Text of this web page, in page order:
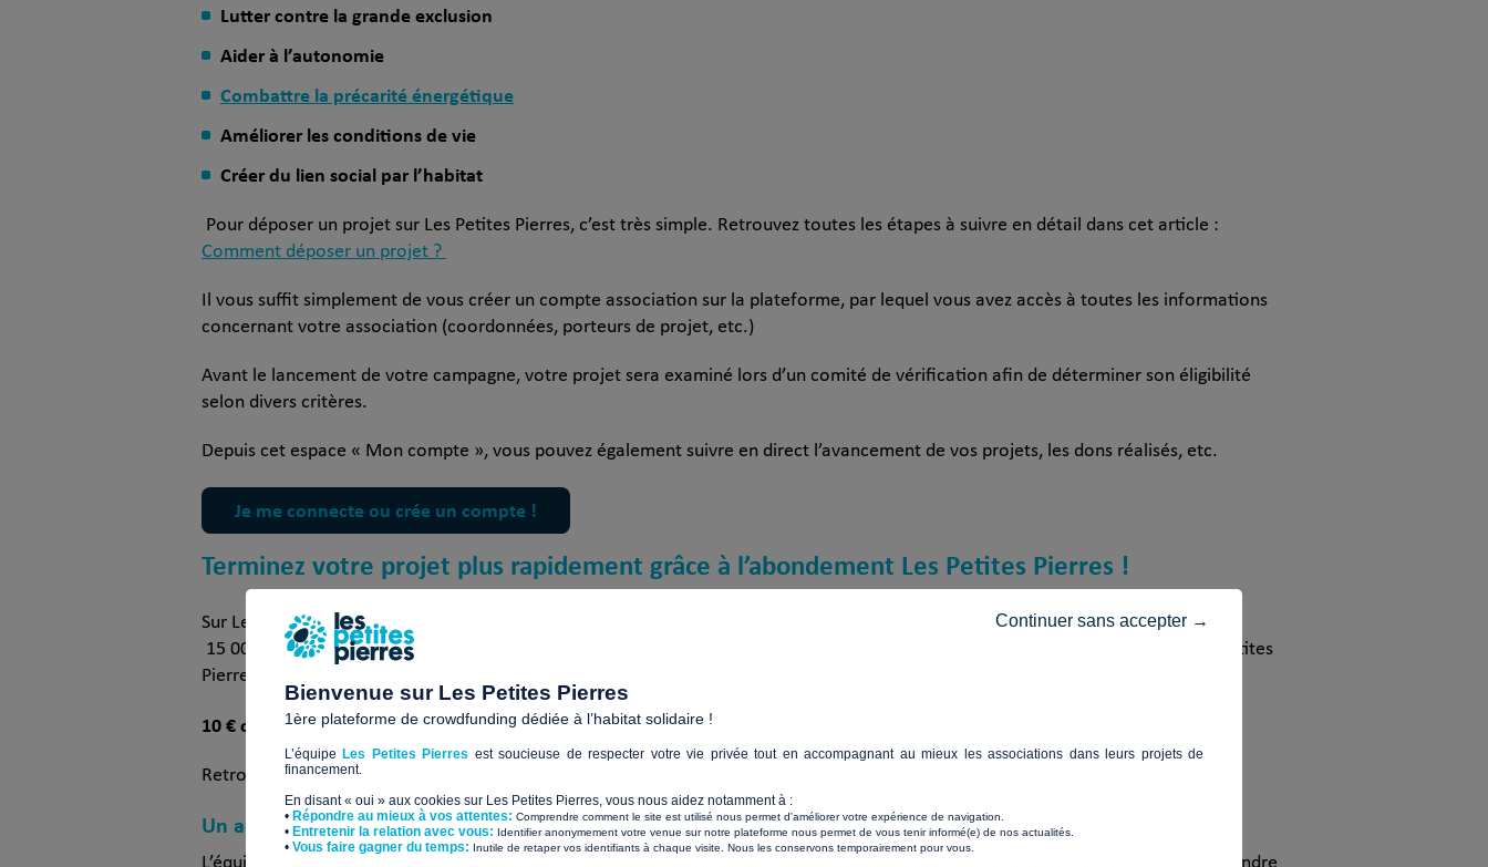
Lutter contre la grande exclusion
Aider à l’autonomie
Combattre la précarité énergétique
Améliorer les conditions de vie
Créer du lien social par l’habitat
Pour déposer un projet sur Les Petites Pierres, c’est très simple. Retrouvez toutes les étapes à suivre en détail dans cet article :
Comment déposer un projet ?
Il vous suffit simplement de vous créer un compte association sur la plateforme, par lequel vous avez accès à toutes les informations
concernant votre association (coordonnées, porteurs de projet, etc.)
Avant le lancement de votre campagne, votre projet sera examiné lors d’un comité de vérification afin de déterminer son éligibilité
selon divers critères.
Depuis cet espace « Mon compte », vous pouvez également suivre en direct l’avancement de vos projets, les dons réalisés, etc.
Je me connecte ou crée un compte !
Terminez votre projet plus rapidement grâce à l’abondement Les Petites Pierres !
Sur Les Petites Pierres,
. Si votre objectif de collecte s’élève à
15 000 € alors 7 500 € proviendra de dons collectés par des donateurs et l’autre moitié sera automatiquement versée par Les Petites
Pierres, grâce à ses partenaires.
10 € collectés = 20 € reversés !
Retrouvez tous les détails de l’abondement dans cet article :
Un accompagnement du début à la fin
Bienvenue sur Les Petites Pierres
1ère plateforme de crowdfunding dédiée à l’habitat solidaire !
L’équipe Les Petites Pierres est soucieuse de respecter votre vie privée tout en accompagnant au mieux les associations dans leurs projets de
financement.
En disant « oui » aux cookies sur Les Petites Pierres, vous nous aidez notamment à :
• Répondre au mieux à vos attentes: Comprendre comment le site est utilisé nous permet d'améliorer votre expérience de navigation.
• Entretenir la relation avec vous: Identifier anonymement votre venue sur notre plateforme nous permet de vous tenir informé(e) de nos actualités.
​• Vous faire gagner du temps: Inutile de retaper vos identifiants à chaque visite. Nous les conservons temporairement pour vous.
Continuer sans accepter →